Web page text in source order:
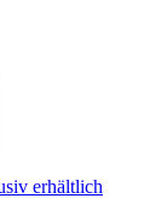
erhältlich